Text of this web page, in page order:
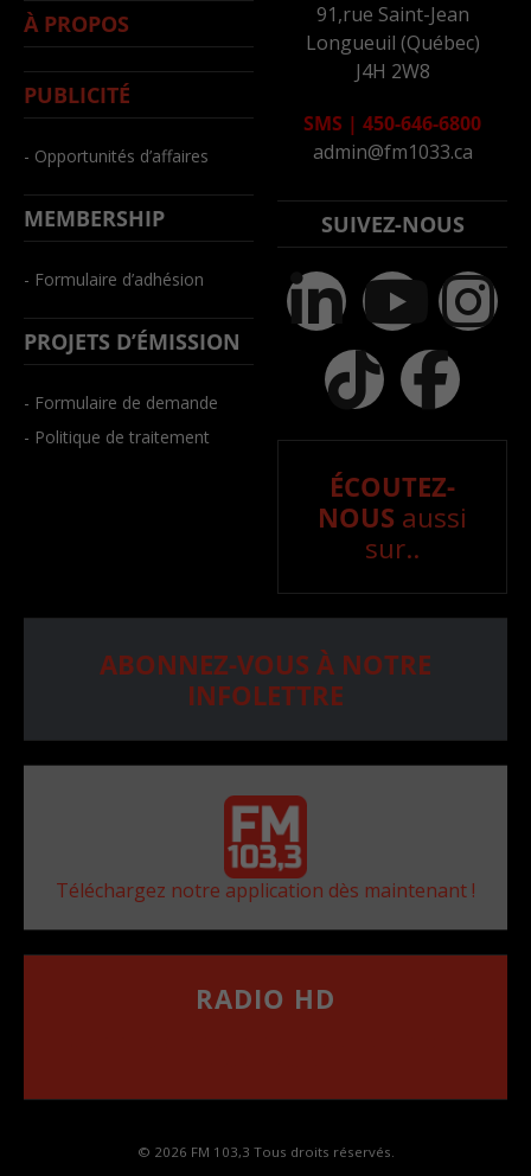
À PROPOS
PUBLICITÉ
- Opportunités d’affaires
MEMBERSHIP
- Formulaire d’adhésion
PROJETS D’ÉMISSION
- Formulaire de demande
- Politique de traitement
91,rue Saint-Jean
Longueuil (Québec)
J4H 2W8
SMS | 450-646-6800
admin@fm1033.ca
SUIVEZ-NOUS
ÉCOUTEZ-
NOUS aussi
sur..
ABONNEZ-VOUS À NOTRE
INFOLETTRE
Téléchargez notre application dès maintenant !
RADIO HD
© 2026 FM 103,3 Tous droits réservés.